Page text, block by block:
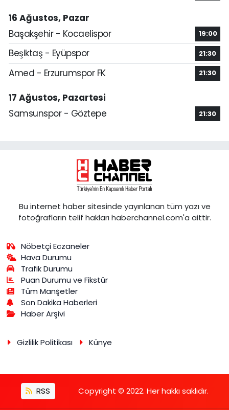
16 Ağustos, Pazar
Başakşehir - Kocaelispor
19:00
Beşiktaş - Eyüpspor 21:30
Amed - Erzurumspor FK 21:30
17 Ağustos, Pazartesi
Samsunspor - Göztepe
21:30
Bu internet haber sitesinde yayınlanan tüm yazı ve
fotoğrafların telif hakları haberchannel.com'a aittir.
Nöbetçi Eczaneler
Hava Durumu
Trafik Durumu
Puan Durumu ve Fikstür
Tüm Manşetler
Son Dakika Haberleri
Haber Arşivi
Gizlilik Politikası Künye
RSS Copyright © 2022. Her hakkı saklıdır.